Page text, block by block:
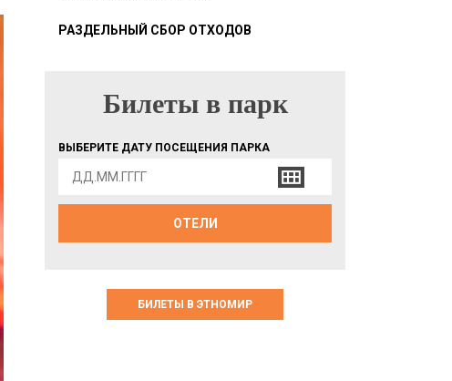
РАЗДЕЛЬНЫЙ СБОР ОТХОДОВ
БИЛЕТЫ В ПАРК
Билеты в парк
ВЫБЕРИТЕ ДАТУ ПОСЕЩЕНИЯ ПАРКА
ОТЕЛИ
БИЛЕТЫ В ЭТНОМИР